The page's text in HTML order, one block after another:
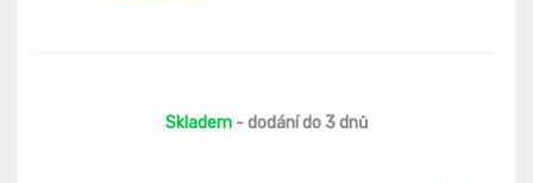
Skladem - dodání do 3 dnů